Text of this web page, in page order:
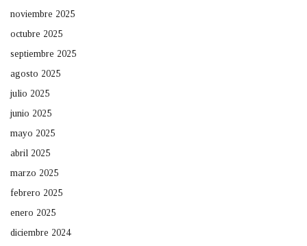
noviembre 2025
octubre 2025
septiembre 2025
agosto 2025
julio 2025
junio 2025
mayo 2025
abril 2025
marzo 2025
febrero 2025
enero 2025
diciembre 2024